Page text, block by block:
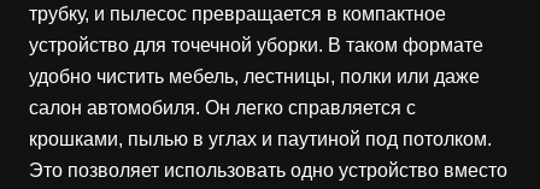
трубку, и пылесос превращается в компактное
устройство для точечной уборки. В таком формате
удобно чистить мебель, лестницы, полки или даже
салон автомобиля. Он легко справляется с
крошками, пылью в углах и паутиной под потолком.
Это позволяет использовать одно устройство вместо